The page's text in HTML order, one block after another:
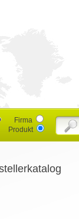
Firma
Produkt